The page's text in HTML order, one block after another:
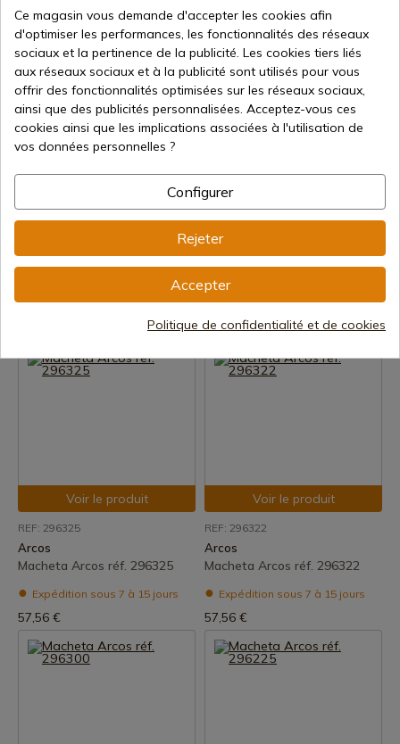
Expédition sous 7 à 15 jours
41,42 €
Expédition sous 7 à 15 jours
62,58 €
Voir le produit
Arcos
Expédition sous 7 à 15 jours
Voir le produit
REF: 296400
Arcos
Macheta Arcos réf. 296400
Expédition sous 7 à 15 jours
62,58 €
Voir le produit
REF: 296325
Arcos
Macheta Arcos réf. 296325
Expédition sous 7 à 15 jours
57,56 €
Voir le produit
REF: 296322
Arcos
Macheta Arcos réf. 296322
Expédition sous 7 à 15 jours
57,56 €
Ce magasin vous demande d'accepter les cookies afin
d'optimiser les performances, les fonctionnalités des réseaux
sociaux et la pertinence de la publicité. Les cookies tiers liés
aux réseaux sociaux et à la publicité sont utilisés pour vous
offrir des fonctionnalités optimisées sur les réseaux sociaux,
ainsi que des publicités personnalisées. Acceptez-vous ces
cookies ainsi que les implications associées à l'utilisation de
vos données personnelles ?
Configurer
Rejeter
Accepter
Politique de confidentialité et de cookies